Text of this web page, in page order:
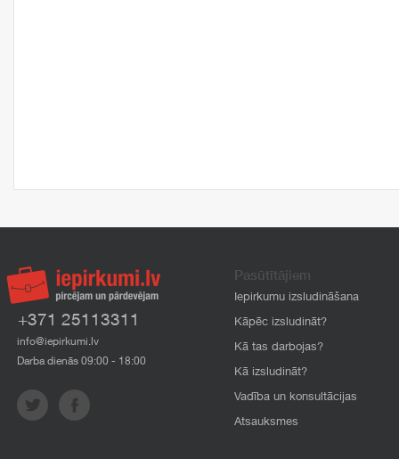
+371 25113311
info@iepirkumi.lv
Darba dienās 09:00 - 18:00
Pasūtītājiem
Iepirkumu izsludināšana
Kāpēc izsludināt?
Kā tas darbojas?
Kā izsludināt?
Vadība un konsultācijas
Atsauksmes